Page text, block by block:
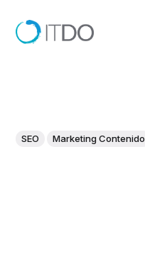
SEO Marketing Contenido